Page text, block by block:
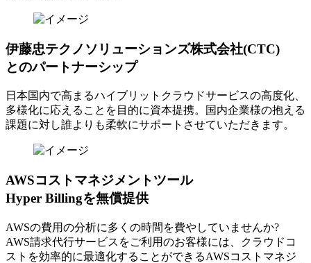
伊藤忠テクノソリューションズ株式会社(CTC)
とのパートナーシップ
日本国内で高まるハイブリットクラウドサービスの高度化、
多様化に応えることを目的に資本提携。国内企業様の抱える
課題に対し誰よりも柔軟にサポートさせていただきます。
AWSコストマネジメントツール
Hyper Billingを無償提供
AWSの費⽤の分析に多くの時間を費やしていませんか?
AWS請求代⾏サービスをご利⽤のお客様には、クラウドコ
ストを効率的に最適化することができるAWSコストマネジ